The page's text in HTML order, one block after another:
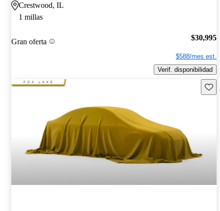
Crestwood, IL
1 millas
Gran oferta $30,995
$588/mes est.
Verif. disponibilidad